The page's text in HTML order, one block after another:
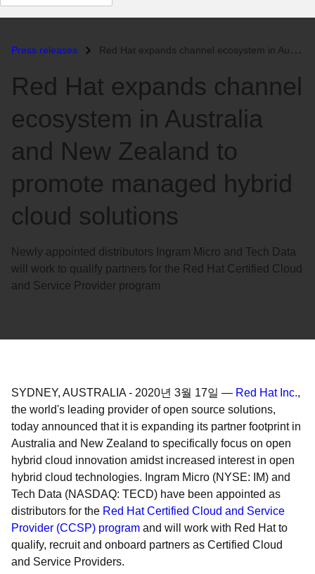
이
언Press releases Red Hat expands channel ecosystem in Australia and New Zealand to prom...
Red Hat expands channel
ecosystem in Australia
and New Zealand to
promote managed hybrid
cloud solutions
Newly appointed distributors Ingram Micro and Tech Data
will work to qualify partners for the Red Hat Certified Cloud
and Service Provider program
SYDNEY, AUSTRALIA - 2020년 3월 17일 — Red Hat Inc.,
the world's leading provider of open source solutions,
today announced that it is expanding its partner footprint in
Australia and New Zealand to specifically focus on open
hybrid cloud innovation amidst increased interest in open
hybrid cloud technologies. Ingram Micro (NYSE: IM) and
Tech Data (NASDAQ: TECD) have been appointed as
distributors for the Red Hat Certified Cloud and Service
Provider (CCSP) program and will work with Red Hat to
qualify, recruit and onboard partners as Certified Cloud
and Service Providers.